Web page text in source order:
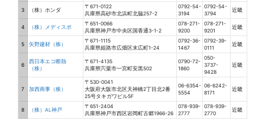
3 （株）ホンダ
〒671-0122
兵庫県高砂市北浜町北脇257-2
0792-54-
3194
0792-54-
3794
近畿
4 （株）メディスポ
〒651-0066
兵庫県神戸市中央区国香通3-1-2
078-271-
9200
078-271-
9201
近畿
5 矢野建材（株）
〒671-1115
兵庫県姫路市広畑区末広町1-24
0792-36-
1467
0792-39-
0111
近畿
6
西日本エコ断熱
（株）
〒671-4135
兵庫県宍粟市一宮町安黒502
0790-72-
1860
050-
3737-
9428
近畿
7 加西商事（株）
〒530-0041
大阪府大阪市北区天神橋2丁目北2番
25号タキガワビル5F
06-6354-
5554
06-6242-
8171
近畿
8 （株）AL神戸
〒651-2404
兵庫県神戸市西区岩岡町古郷1966-26
078-939-
2777
078-939-
2770
近畿